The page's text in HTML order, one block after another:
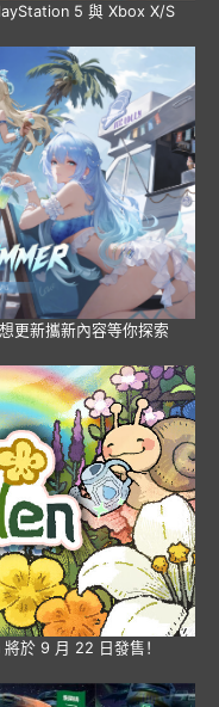
5 與 Xbox X/S
更新攜新內容等你探索
於 9 月 22 日發售！